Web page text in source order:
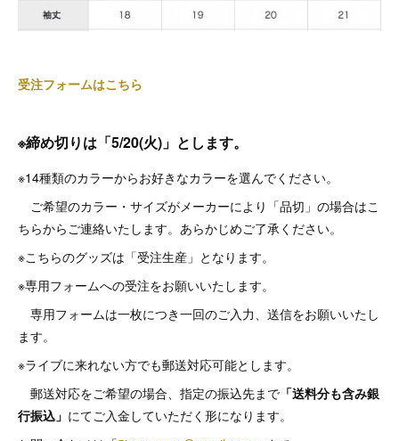
受注フォームはこちら
※締め切りは「5/20(火)」とします。
※14種類のカラーからお好きなカラーを選んでください。
ご希望のカラー・サイズがメーカーにより「品切」の場合はこ
ちらからご連絡いたします。あらかじめご了承ください。
※こちらのグッズは「受注生産」となります。
※専用フォームへの受注をお願いいたします。
専用フォームは一枚につき一回のご入力、送信をお願いいたし
ます。
※ライブに来れない方でも郵送対応可能とします。
郵送対応をご希望の場合、指定の振込先まで 「送料分も含み銀
行振込」 にてご入金していただく形になります。